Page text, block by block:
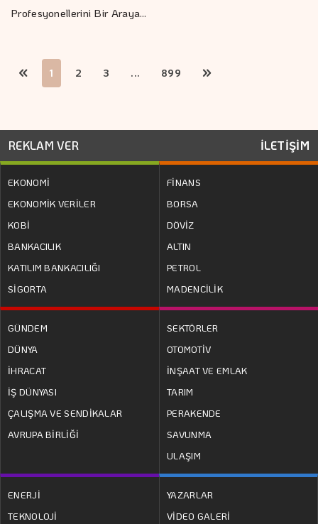
Profesyonellerini Bir Araya…
1 2 3 ... 899
REKLAM VER İLETİŞİM
EKONOMİ
EKONOMİK VERİLER
KOBİ
BANKACILIK
KATILIM BANKACILIĞI
SİGORTA
FİNANS
BORSA
DÖVİZ
ALTIN
PETROL
MADENCİLİK
GÜNDEM
DÜNYA
İHRACAT
İŞ DÜNYASI
ÇALIŞMA VE SENDİKALAR
AVRUPA BİRLİĞİ
SEKTÖRLER
OTOMOTİV
İNŞAAT VE EMLAK
TARIM
PERAKENDE
SAVUNMA
ULAŞIM
ENERJİ
TEKNOLOJİ
YAZARLAR
VİDEO GALERİ